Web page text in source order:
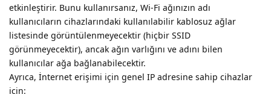
etkinleştirir. Bunu kullanırsanız, Wi-Fi ağınızın adı
kullanıcıların cihazlarındaki kullanılabilir kablosuz ağlar
listesinde görüntülenmeyecektir (hiçbir SSID
görünmeyecektir), ancak ağın varlığını ve adını bilen
kullanıcılar ağa bağlanabilecektir.
Ayrıca, İnternet erişimi için genel IP adresine sahip cihazlar
için: